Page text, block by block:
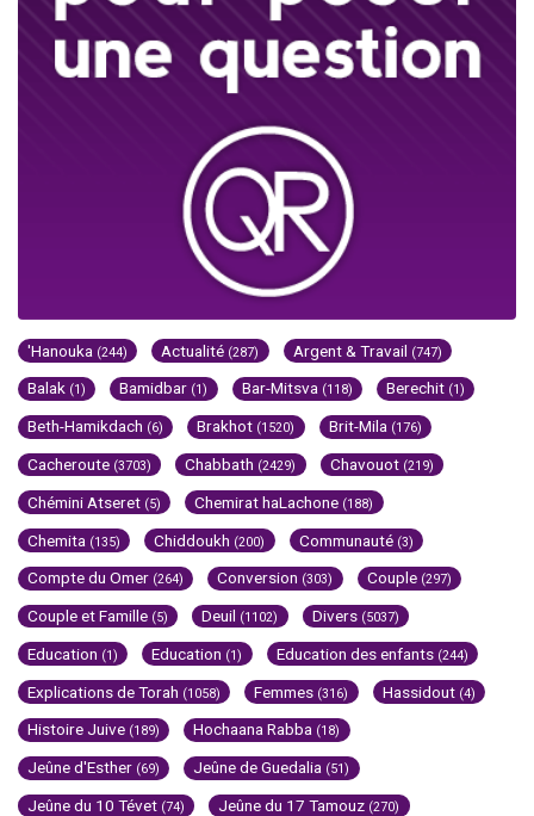
'Hanouka (244) Actualité (287) Argent & Travail (747)
Balak (1) Bamidbar (1) Bar-Mitsva (118) Berechit (1)
Beth-Hamikdach (6) Brakhot (1520) Brit-Mila (176)
Cacheroute (3703) Chabbath (2429) Chavouot (219)
Chémini Atseret (5) Chemirat haLachone (188)
Chemita (135) Chiddoukh (200) Communauté (3)
Compte du Omer (264) Conversion (303) Couple (297)
Couple et Famille (5) Deuil (1102) Divers (5037)
Education (1) Education (1) Education des enfants (244)
Explications de Torah (1058) Femmes (316) Hassidout (4)
Histoire Juive (189) Hochaana Rabba (18)
Jeûne d'Esther (69) Jeûne de Guedalia (51)
Jeûne du 10 Tévet (74) Jeûne du 17 Tamouz (270)